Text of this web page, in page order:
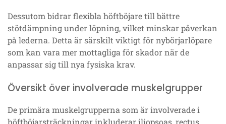
Dessutom bidrar flexibla höftböjare till bättre
stötdämpning under löpning, vilket minskar påverkan
på lederna. Detta är särskilt viktigt för nybörjarlöpare
som kan vara mer mottagliga för skador när de
anpassar sig till nya fysiska krav.
Översikt över involverade muskelgrupper
De primära muskelgrupperna som är involverade i